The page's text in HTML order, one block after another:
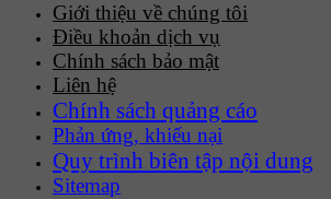
Giới thiệu về chúng tôi
Điều khoản dịch vụ
Chính sách bảo mật
Liên hệ
Chính sách quảng cáo
Phản ứng, khiếu nại
Quy trình biên tập nội dung
Sitemap